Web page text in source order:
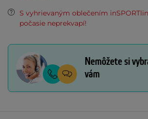
S vyhrievaným oblečením
počasie neprekvapí!
Nemôžete si
vám